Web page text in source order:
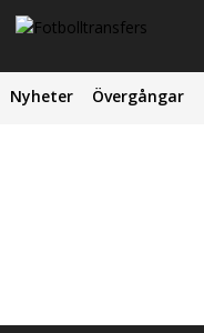
Nyheter Övergångar